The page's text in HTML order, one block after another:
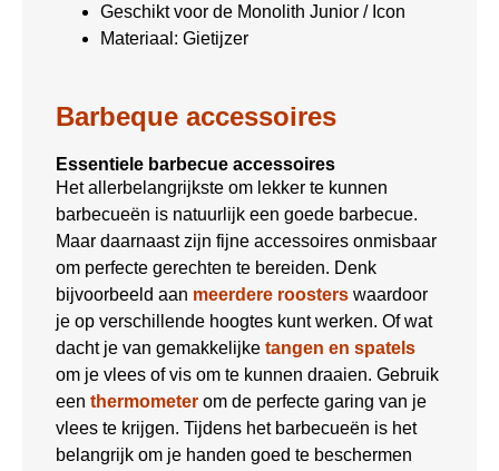
Geschikt voor de Monolith Junior / Icon
Materiaal: Gietijzer
Barbeque accessoires
Essentiele barbecue accessoires
Het allerbelangrijkste om lekker te kunnen
barbecueën is natuurlijk een goede barbecue.
Maar daarnaast zijn fijne accessoires onmisbaar
om perfecte gerechten te bereiden. Denk
bijvoorbeeld aan meerdere roosters waardoor
je op verschillende hoogtes kunt werken. Of wat
dacht je van gemakkelijke tangen en spatels
om je vlees of vis om te kunnen draaien. Gebruik
een thermometer om de perfecte garing van je
vlees te krijgen. Tijdens het barbecueën is het
belangrijk om je handen goed te beschermen